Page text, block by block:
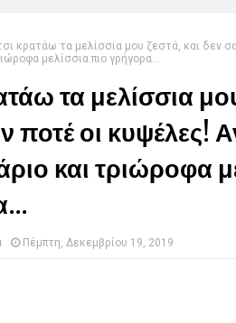
κρατάω τα μελίσσια μου ζεστά, και δεν
μελίσσια πιο γρήγορα...
τα μελίσσια
ποτέ οι κυψέλες!
και τριώροφα
Πέμπτη, Δεκεμβρίου 19, 2019